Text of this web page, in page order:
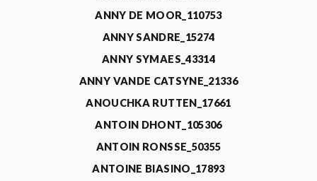
ANNY DE MOOR_110753
ANNY SANDRE_15274
ANNY SYMAES_43314
ANNY VANDE CATSYNE_21336
ANOUCHKA RUTTEN_17661
ANTOIN DHONT_105306
ANTOIN RONSSE_50355
ANTOINE BIASINO_17893